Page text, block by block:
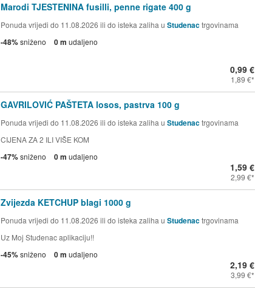
Marodi TJESTENINA fusilli, penne rigate 400 g
Ponuda vrijedi do 11.08.2026 ili do isteka zaliha u Studenactrgovinama
-48%sniženo 0 m udaljeno
0,99 €
1,89 €
GAVRILOVIĆ PAŠTETA losos, pastrva 100 g
Ponuda vrijedi do 11.08.2026 ili do isteka zaliha u Studenactrgovinama
CIJENA ZA 2 ILI VIŠE KOM
-47%sniženo 0 m udaljeno
1,59 €
2,99 €
Zvijezda KETCHUP blagi 1000 g
Ponuda vrijedi do 11.08.2026 ili do isteka zaliha u Studenactrgovinama
Uz Moj Studenac aplikaciju!!
-45%sniženo 0 m udaljeno
2,19 €
3,99 €